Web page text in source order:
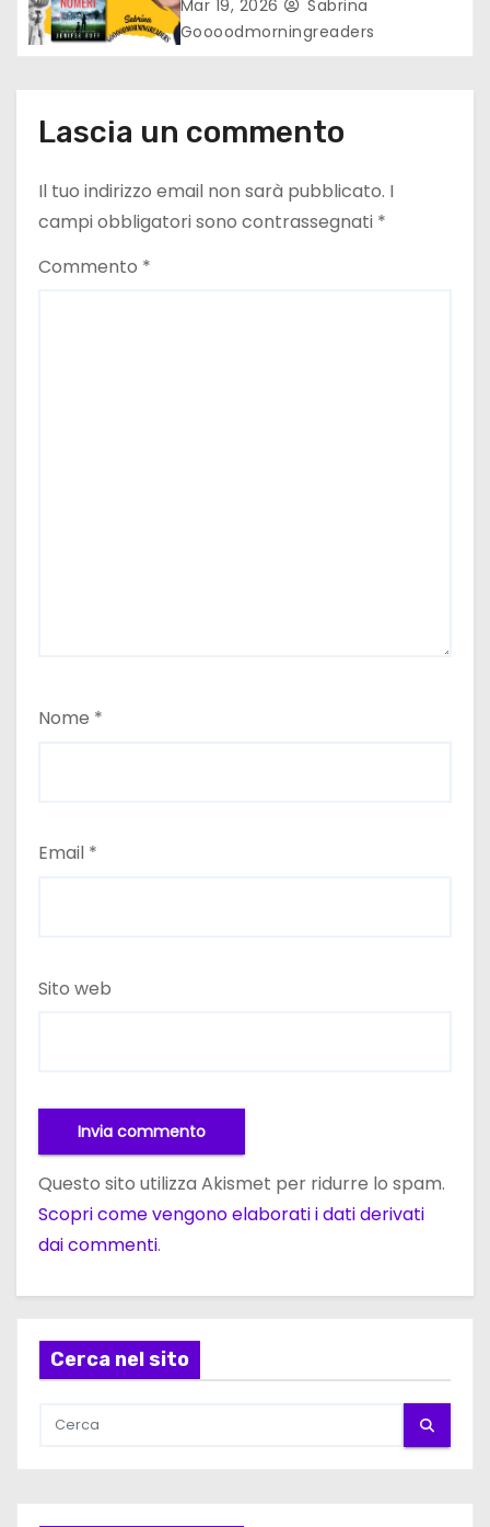
i
c
Mar 19, 2026
Sabrina
Goooodmorningreaders
Lascia un commento
Il tuo indirizzo email non sarà pubblicato. I
campi obbligatori sono contrassegnati *
Commento *
Nome *
Email *
Sito web
Questo sito utilizza Akismet per ridurre lo spam.
Scopri come vengono elaborati i dati derivati
dai commenti.
Cerca nel sito